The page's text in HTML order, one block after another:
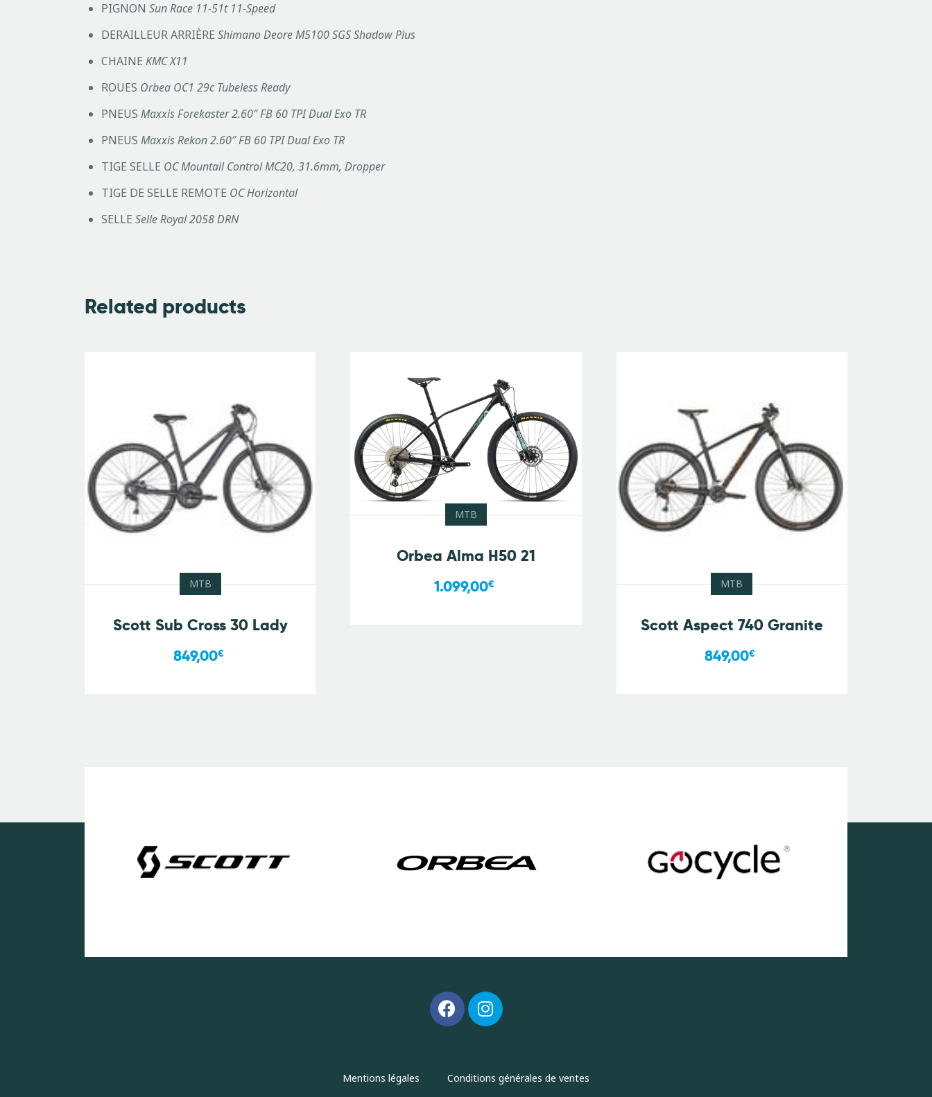
PIGNON Sun Race 11-51t 11-Speed
DERAILLEUR ARRIÈRE Shimano Deore M5100 SGS Shadow Plus
CHAINE KMC X11
ROUES Orbea OC1 29c Tubeless Ready
PNEUS Maxxis Forekaster 2.60″ FB 60 TPI Dual Exo TR
PNEUS Maxxis Rekon 2.60″ FB 60 TPI Dual Exo TR
TIGE SELLE OC Mountail Control MC20, 31.6mm, Dropper
TIGE DE SELLE REMOTE OC Horizontal
SELLE Selle Royal 2058 DRN
Related products
MTB
Scott Sub Cross 30 Lady
849,00€
MTB
Orbea Alma H50 21
1.099,00€ MTB
Scott Aspect 740 Granite
849,00€
Mentions légales Conditions générales de ventes